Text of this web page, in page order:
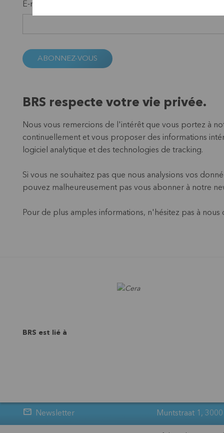
E-mail *
ABONNEZ-VOUS
BRS respecte votre vie privée.
Nous vous remercions de l'intérêt que vous portez à
continuellement et vous proposer des informations
logiciel analytique et des technologies de tracking.
Si vous ne souhaitez pas que nous analysions vos
pouvez malheureusement pas vous abonner à notre
Pour de plus amples informations, n'hésitez pas à
BRS est lié à
Newsletter Muntstraat 1,